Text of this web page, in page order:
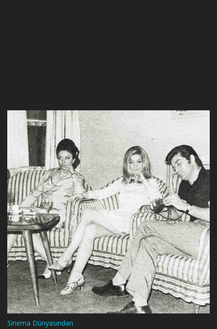
Sinema Dünyasından